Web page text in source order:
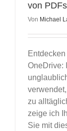
von
Von Michael
OneDrive:
zu
zeige ich
Sie mit